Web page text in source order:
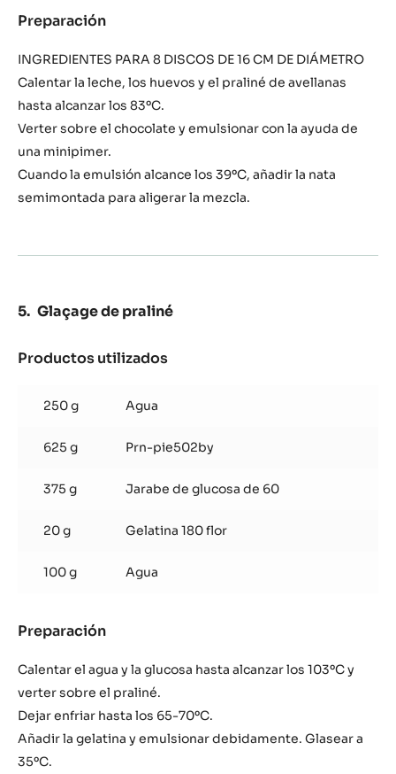
Preparación
de
Ocoa
de
Gianduja
INGREDIENTES PARA 8 DISCOS DE 16 CM DE DIÁMETRO
Calentar la leche, los huevos y el praliné de avellanas
hasta alcanzar los 83ºC.
Verter sobre el chocolate y emulsionar con la ayuda de
una minipimer.
Cuando la emulsión alcance los 39ºC, añadir la nata
semimontada para aligerar la mezcla.
Glaçage de praliné
Productos utilizados
250 g Agua
625 g Prn-pie502by
375 g Jarabe de glucosa de 60
20 g Gelatina 180 flor
100 g Agua
Preparación
de
praliné
Calentar el agua y la glucosa hasta alcanzar los 103ºC y
verter sobre el praliné.
Dejar enfriar hasta los 65-70ºC.
Añadir la gelatina y emulsionar debidamente. Glasear a
35ºC.